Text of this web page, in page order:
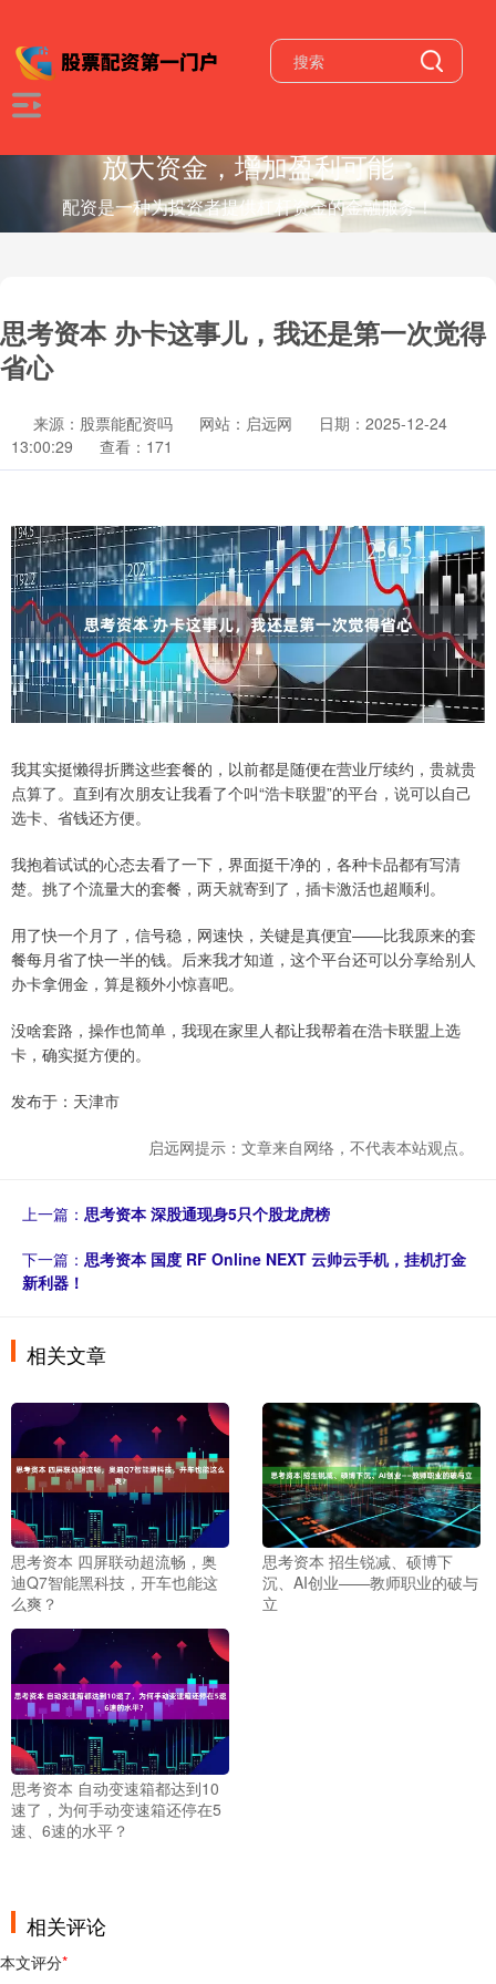
放大资金，增加盈利可能
配资是一种为投资者提供杠杆资金的金融服务！
思考资本 办卡这事儿，我还是第一次觉得
省心
来源：股票能配资吗 网站：启远网
日期：2025-12-24
13:00:29
查看：171
我其实挺懒得折腾这些套餐的，以前都是随便在营业厅续约，贵就贵
点算了。直到有次朋友让我看了个叫“浩卡联盟”的平台，说可以自己
选卡、省钱还方便。
我抱着试试的心态去看了一下，界面挺干净的，各种卡品都有写清
楚。挑了个流量大的套餐，两天就寄到了，插卡激活也超顺利。
用了快一个月了，信号稳，网速快，关键是真便宜——比我原来的套
餐每月省了快一半的钱。后来我才知道，这个平台还可以分享给别人
办卡拿佣金，算是额外小惊喜吧。
没啥套路，操作也简单，我现在家里人都让我帮着在浩卡联盟上选
卡，确实挺方便的。
发布于：天津市
启远网提示：文章来自网络，不代表本站观点。
上一篇： 思考资本 深股通现身5只个股龙虎榜
下一篇： 思考资本 国度 RF Online NEXT 云帅云手机，挂机打金
新利器！
相关文章
思考资本 四屏联动超流畅，奥
迪Q7智能黑科技，开车也能这
么爽？
思考资本 招生锐减、硕博下
沉、AI创业——教师职业的破与
立
思考资本 自动变速箱都达到10
速了，为何手动变速箱还停在5
速、6速的水平？
相关评论
本文评分*